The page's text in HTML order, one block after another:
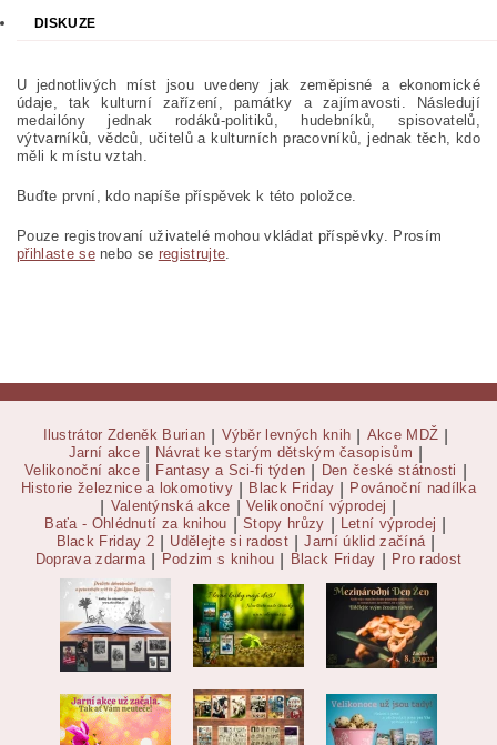
DISKUZE
U jednotlivých míst jsou uvedeny jak zeměpisné a ekonomické
údaje, tak kulturní zařízení, památky a zajímavosti. Následují
medailóny jednak rodáků-politiků, hudebníků, spisovatelů,
výtvarníků, vědců, učitelů a kulturních pracovníků, jednak těch, kdo
měli k místu vztah.
Buďte první, kdo napíše příspěvek k této položce.
Pouze registrovaní uživatelé mohou vkládat příspěvky. Prosím
přihlaste senebo se registrujte.
Ilustrátor Zdeněk Burian Výběr levných knih Akce MDŽ
Jarní akce Návrat ke starým dětským časopisům
Velikonoční akce Fantasy a Sci-fi týden Den české státnosti
Historie železnice a lokomotivy Black Friday Povánoční nadílka
Valentýnská akce Velikonoční výprodej
Baťa - Ohlédnutí za knihou Stopy hrůzy Letní výprodej
Black Friday 2 Udělejte si radost Jarní úklid začíná
Doprava zdarma Podzim s knihou Black Friday Pro radost